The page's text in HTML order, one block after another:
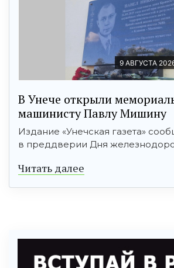
9 АВГУСТА
В Унече открыли
машинисту Павлу Мишину
Издание «Унечская газета»
в преддверии Дня
Читать далее